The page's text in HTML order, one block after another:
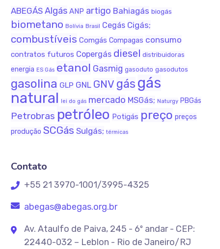
ABEGÁS Algás ANP artigo Bahiagás biogás
biometano Bolívia Brasil Cegás Cigás;
combustíveis Comgás Compagas consumo
contratos futuros Copergás diesel distribuidoras
energia ES Gás etanol Gasmig gasoduto gasodutos
gasolina GLP GNL GNV gás gás
natural lei do gás mercado MSGás; Naturgy PBGás
Petrobras petróleo Potigás preço preços
produção SCGás Sulgás; térmicas
Contato
+55 21 3970-1001/3995-4325
abegas@abegas.org.br
Av. Ataulfo de Paiva, 245 - 6º andar - CEP:
22440-032 – Leblon - Rio de Janeiro/RJ